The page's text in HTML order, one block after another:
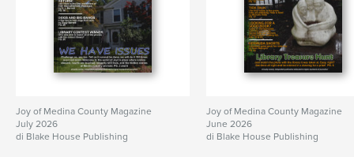
Joy of Medina County Magazine
July 2026
di Blake House Publishing
Joy of Medina County Magazine
June 2026
di Blake House Publishing